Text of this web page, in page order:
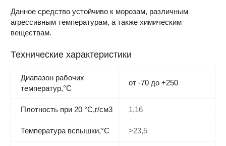
Данное средство устойчиво к морозам, различным
агрессивным температурам, а также химическим
веществам.
Технические характеристики
Диапазон рабочих
температур,°С
от -70 до +250
Плотность при 20 °С,г/см3 1,16
Температура вспышки,°C >23,5